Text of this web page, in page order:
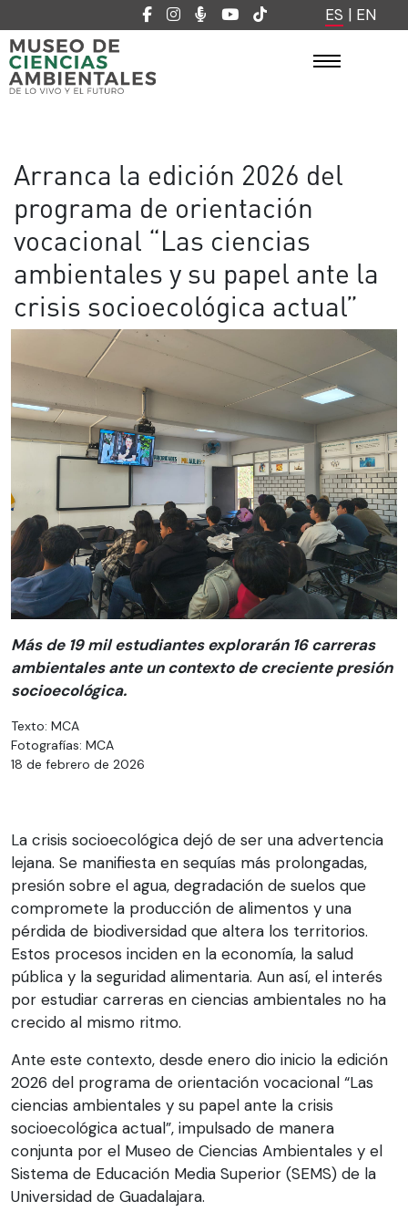
ES | EN
Arranca la edición 2026 del
programa de orientación
vocacional “Las ciencias
ambientales y su papel ante la
crisis socioecológica actual”
Más de 19 mil estudiantes explorarán 16 carreras
ambientales ante un contexto de creciente presión
socioecológica.
Texto: MCA
Fotografías: MCA
18 de febrero de 2026
La crisis socioecológica dejó de ser una advertencia
lejana. Se manifiesta en sequías más prolongadas,
presión sobre el agua, degradación de suelos que
compromete la producción de alimentos y una
pérdida de biodiversidad que altera los territorios.
Estos procesos inciden en la economía, la salud
pública y la seguridad alimentaria. Aun así, el interés
por estudiar carreras en ciencias ambientales no ha
crecido al mismo ritmo.
Ante este contexto, desde enero dio inicio la edición
2026 del programa de orientación vocacional “Las
ciencias ambientales y su papel ante la crisis
socioecológica actual”, impulsado de manera
conjunta por el Museo de Ciencias Ambientales y el
Sistema de Educación Media Superior (SEMS) de la
Universidad de Guadalajara.